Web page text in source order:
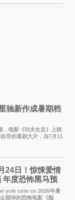
驰新作成暑期档
电影《功夫女足》上映
导的喜剧大片，自7月11
24日！惊悚爱情
年度恐怖黑马预
com cn 2026年暑
期待的恐怖电影《痴